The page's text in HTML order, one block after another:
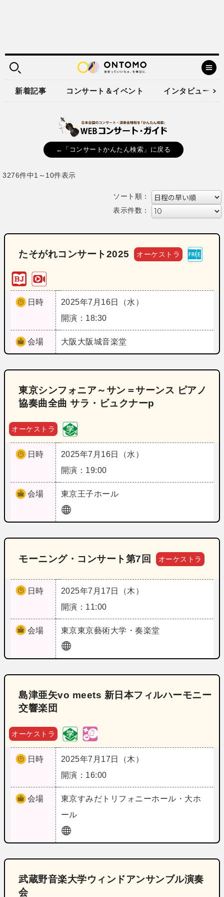
新着記事 コンサート＆イベント インタビュー
←「コンサートかんたん検索」に戻る
3276件中1～10件表示
ソート順：
表示件数：
たそがれコンサート2025 オーケストラ
日時
2025年7月16日（水）
開演：18:30
会場 大阪 大阪城音楽堂
東京シンフォニア～サン＝サーンス ピアノ
協奏曲全曲 サラ・ビュクナーp
オーケストラ
日時
2025年7月16日（水）
開演：19:00
会場 東京王子ホール
モーニング・コンサート第7回 オーケストラ
日時
2025年7月17日（木）
開演：11:00
会場 東京東京藝術大学・奏楽堂
島津亜矢vo meets 新日本フィルハーモニー
交響楽団
オーケストラ
日時
2025年7月17日（木）
開演：16:00
会場 東京すみだトリフォニーホール・大ホ
ール
武蔵野音楽大学ウィンドアンサンブル演奏
会